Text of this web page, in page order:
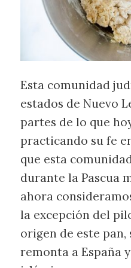
Esta comunidad
estados de Nuevo
partes de lo que
practicando su fe
que esta
durante la Pascua
ahora
la excepción del
origen de este pan,
remonta a España